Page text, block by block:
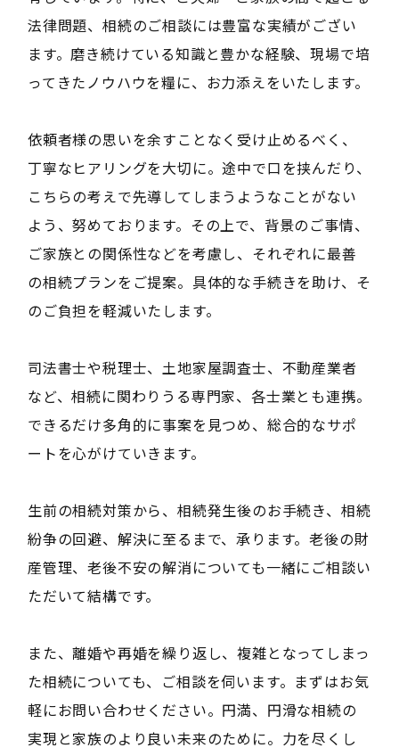
法律問題、相続のご相談には豊富な実績がござい
ます。磨き続けている知識と豊かな経験、現場で培
ってきたノウハウを糧に、お力添えをいたします。
依頼者様の思いを余すことなく受け止めるべく、
丁寧なヒアリングを大切に。途中で口を挟んだり、
こちらの考えで先導してしまうようなことがない
よう、努めております。その上で、背景のご事情、
ご家族との関係性などを考慮し、それぞれに最善
の相続プランをご提案。具体的な手続きを助け、そ
のご負担を軽減いたします。
司法書士や税理士、土地家屋調査士、不動産業者
など、相続に関わりうる専門家、各士業とも連携。
できるだけ多角的に事案を見つめ、総合的なサポ
ートを心がけていきます。
生前の相続対策から、相続発生後のお手続き、相続
紛争の回避、解決に至るまで、承ります。老後の財
産管理、老後不安の解消についても一緒にご相談い
ただいて結構です。
また、離婚や再婚を繰り返し、複雑となってしまっ
た相続についても、ご相談を伺います。まずはお気
軽にお問い合わせください。円満、円滑な相続の
実現と家族のより良い未来のために。力を尽くし